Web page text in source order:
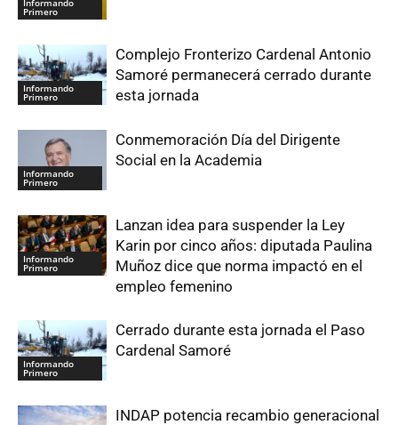
Informando
Primero
Informando
Primero
Complejo Fronterizo Cardenal Antonio
Samoré permanecerá cerrado durante
esta jornada
Informando
Primero
Conmemoración Día del Dirigente
Social en la Academia
Informando
Primero
Lanzan idea para suspender la Ley
Karin por cinco años: diputada Paulina
Muñoz dice que norma impactó en el
empleo femenino
Informando
Primero
Cerrado durante esta jornada el Paso
Cardenal Samoré
INDAP potencia recambio generacional